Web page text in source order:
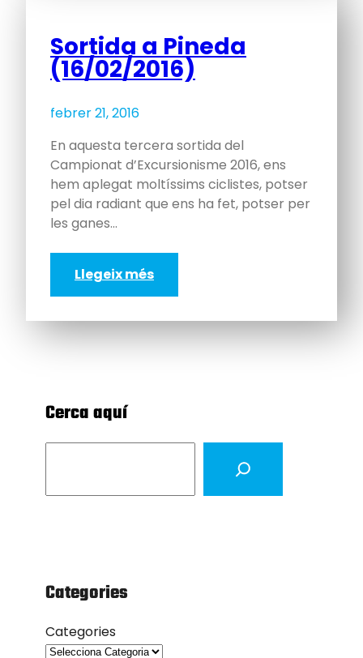
Sortida a Pineda
(16/02/2016)
febrer 21, 2016
En aquesta tercera sortida del
Campionat d’Excursionisme 2016, ens
hem aplegat moltíssims ciclistes, potser
pel dia radiant que ens ha fet, potser per
les ganes…
Llegeix més
Cerca aquí
Categories
Categories